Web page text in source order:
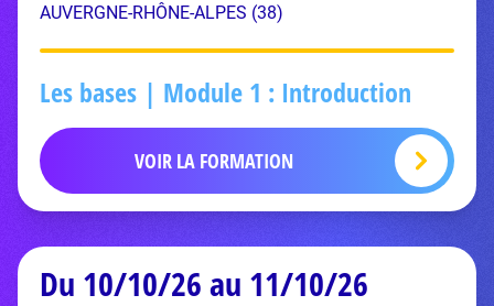
AUVERGNE-RHÔNE-ALPES (38)
Les bases | Module 1 : Introduction
VOIR LA FORMATION
Du 10/10/26 au 11/10/26